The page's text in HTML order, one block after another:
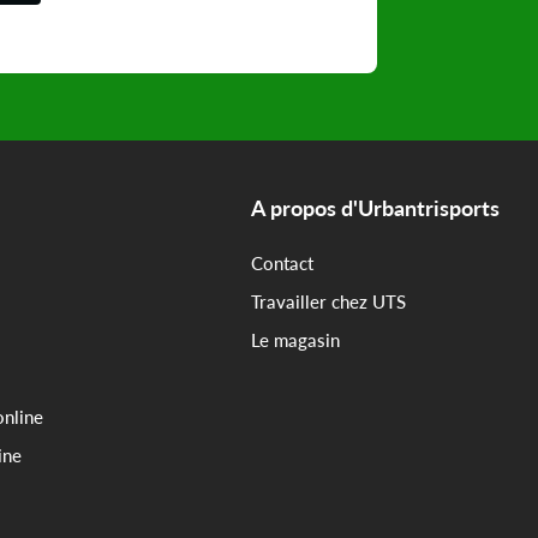
A propos d'Urbantrisports
Contact
Travailler chez UTS
Le magasin